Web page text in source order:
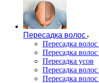
Пересадка волос
Пересадка
Пересадка
Пересадка усов
Пересадка
Пересадка